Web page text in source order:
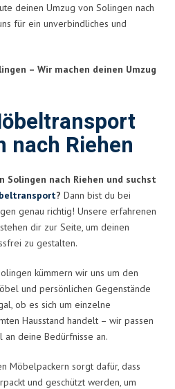
deinen Umzug von Solingen nach
für ein unverbindliches und
– Wir machen deinen Umzug
nach Riehen
Solingen nach Riehen und suchst
? Dann bist du bei
genau richtig! Unsere erfahrenen
dir zur Seite, um deinen
zu gestalten.
kümmern wir uns um den
und persönlichen Gegenstände
ob es sich um einzelne
Hausstand handelt – wir passen
deine Bedürfnisse an.
Möbelpackern sorgt dafür, dass
und geschützt werden, um